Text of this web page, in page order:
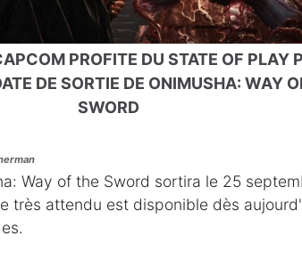
PROFITE DU STATE OF PLAY
DE SORTIE DE ONIMUSHA: WAY
SWORD
Way of the Sword sortira le 25
très attendu est disponible dès